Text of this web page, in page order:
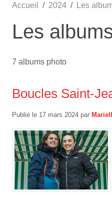
Accueil 2024 Les
Les
7 albums photo
Boucles Saint-
Publié le 17 mars 2024 par